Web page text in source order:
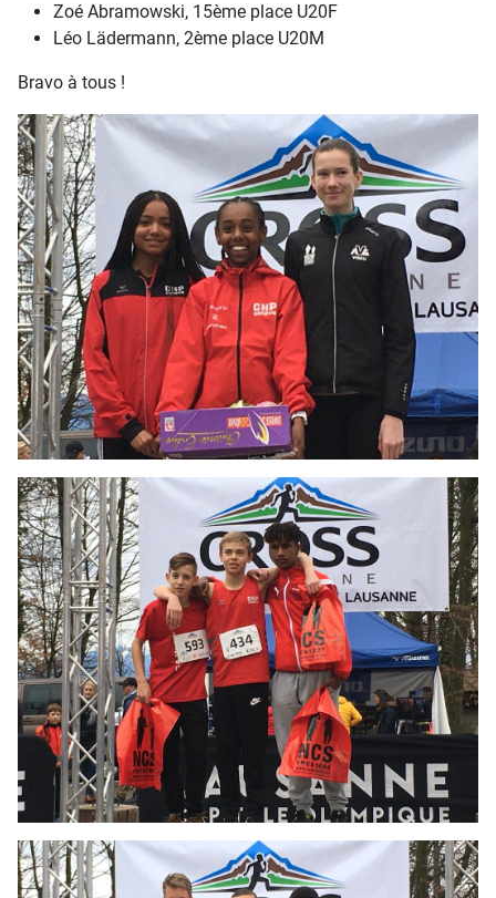
Zoé Abramowski, 15ème place U20F
Léo Lädermann, 2ème place U20M
Bravo à tous !